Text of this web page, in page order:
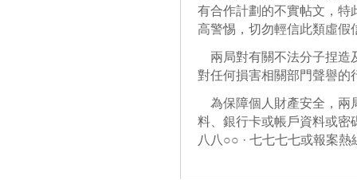
有合作計劃的不實帖文，特
高警惕，切勿輕信此類虛假
兩局對有關不法分子捏造
對任何損害相關部門聲譽的
為保障個人財產安全，兩
料、銀行卡或帳戶資料或密
八八○○ · 七七七七或報案